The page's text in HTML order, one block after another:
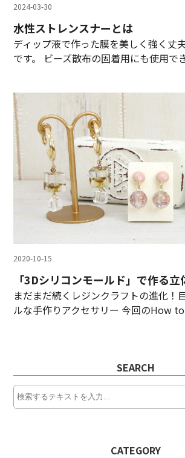
2024-03-30
水性ストレンスナーとは
ディップ液で作った膜を美しく強く丈
です。 ビーズ散布の固着用にも使用で
2020-10-15
「3Dシリコンモールド」で作る立
まだまだ続くレジンクラフトの進化！
ルな手作りアクセサリー 今回のHow
SEARCH
CATEGORY